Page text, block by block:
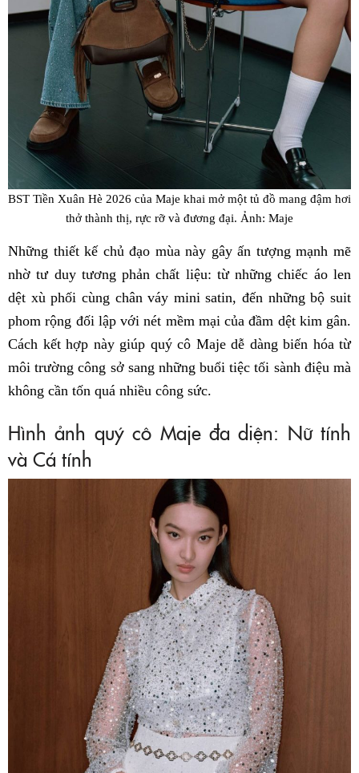
BST Tiền Xuân Hè 2026 của Maje khai mở một tủ đồ mang đậm hơi
thở thành thị, rực rỡ và đương đại. Ảnh: Maje
Những thiết kế chủ đạo mùa này gây ấn tượng mạnh mẽ
nhờ tư duy tương phản chất liệu: từ những chiếc áo len
dệt xù phối cùng chân váy mini satin, đến những bộ suit
phom rộng đối lập với nét mềm mại của đầm dệt kim gân.
Cách kết hợp này giúp quý cô Maje dễ dàng biến hóa từ
môi trường công sở sang những buổi tiệc tối sành điệu mà
không cần tốn quá nhiều công sức.
Hình ảnh quý cô Maje đa diện: Nữ tính
và Cá tính